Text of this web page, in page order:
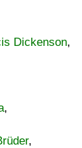
Dickenson,
,
,